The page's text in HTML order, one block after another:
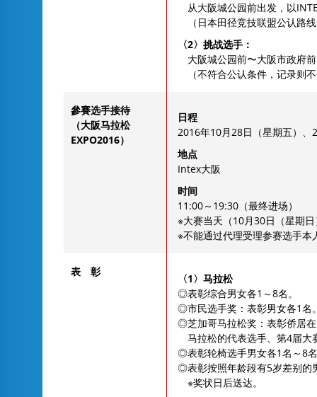
从大阪城公园前出发，以
（日本田径竞技联盟公认路
〈2〉挑战选手：
大阪城公园前〜大阪市政府前
（不符合公认条件，记录则
參賽选手接待
（大阪马拉松
EXPO2016）
日程
2016年10月28日（星期五）、
地点
Intex大阪
时间
11:00～19:30（最终进场）
※大赛当天（10月30日（星期
※不能通过代理受理参赛选手
表 彰
〈1〉马拉松
◎表彰综合男女各1～8名。
◎市民选手奖：表彰男女各1名
◎芝加哥马拉松奖：表彰侨居
马拉松的代表选手、第4届
◎表彰轮椅选手男女各1名～8
◎表彰按照年龄段有5岁差别的
※奖状日后送达。